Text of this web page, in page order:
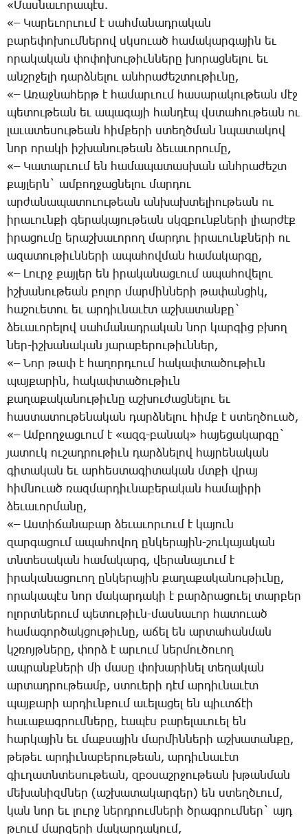
«­Մաս­նա­ւո­րա­պէս.
«– ­Կա­րե­ւոր­ւում է սահ­մա­նադ­րա­կան
բա­րե­փո­խում­նե­րով սկսո­ւած հա­մա­կար­գա­յին եւ
ո­րա­կա­կան փո­փո­խու­թիւն­նե­րը խո­րաց­նե­լու եւ
անշր­ջե­լի դարձ­նե­լու անհ­րա­ժեշ­տու­թիւ­նը,
«– Ա­ռաջ­նա­հերթ է հա­մար­ւում հա­սա­րա­կու­թեան մէջ
պե­տու­թեան եւ ա­պա­գա­յի հան­դէպ վստա­հու­թեան ու
լա­ւա­տե­սու­թեան հիմ­քե­րի ստեղծ­ման նպա­տա­կով
նոր ո­րա­կի իշ­խա­նու­թեան ձե­ւա­ւո­րու­մը,
«– ­Կա­տար­ւում են հա­մա­պա­տաս­խան անհ­րա­ժեշտ
քայ­լերն` ամ­բող­ջաց­նե­լու մար­դու
ար­ժա­նա­պա­տո­ւու­թեան ան­խախ­տե­լիու­թեան ու
ի­րա­ւուն­քի գե­րա­կա­յու­թեան սկզբունք­նե­րի լիար­ժէք
ի­րա­ցու­մը ե­րաշ­խա­ւո­րող մար­դու ի­րա­ւունք­նե­րի ու
ա­զա­տու­թիւն­նե­րի ա­պա­հով­ման հա­մա­կար­գը,
«– ­Լուրջ քայ­լեր են ի­րա­կա­նաց­ւում ա­պա­հո­վե­լու
իշ­խա­նու­թեան բո­լոր մար­մին­նե­րի թա­փան­ցիկ,
հա­շո­ւե­տու եւ ար­դիւ­նա­ւէտ աշ­խա­տան­քը`
ձե­ւա­ւո­րե­լով սահ­մա­նադ­րա­կան նոր կար­գից բխող
ներ-իշ­խա­նա­կան յա­րա­բե­րու­թիւն­ներ,
«– ­Նոր թափ է հա­ղորդ­ւում հա­կափ­տա­ծու­թիւն
պայ­քա­րին, հա­կափ­տա­ծու­թիւն
քա­ղա­քա­կա­նու­թիւ­նը աշ­խու­ժաց­նե­լու եւ
հաս­տա­տու­թե­նա­կան դարձ­նե­լու հիմք է ստեղ­ծո­ւած,
«– Ամ­բող­ջաց­ւում է «ազգ-բա­նակ» հա­յե­ցա­կար­գը`
յա­տուկ ու­շադ­րու­թիւն դարձ­նե­լով հայ­րե­նա­կան
գի­տա­կան եւ ար­հես­տա­գի­տա­կան մտքի վրայ
հիմ­նո­ւած ռազ­մար­դիւ­նա­բե­րա­կան հա­մա­լի­րի
ձե­ւա­ւոր­մա­նը,
«– Աս­տի­ճա­նա­բար ձե­ւա­ւոր­ւում է կա­յուն
զար­գա­ցում ա­պա­հո­վող ըն­կե­րա­յին-շու­կա­յա­կան
տնտե­սա­կան հա­մա­կարգ, վե­րա­նայ­ւում է
ի­րա­կա­նա­ցո­ւող ըն­կե­րա­յին քա­ղա­քա­կա­նու­թիւ­նը,
ո­րա­կա­պէս նոր մա­կար­դա­կի է բարձ­րա­ցո­ւել տար­բեր
ո­լորտ­նե­րում պե­տու­թիւն-մաս­նա­ւոր հա­տո­ւած
հա­մա­գոր­ծակ­ցու­թիւ­նը, ա­ճել են ար­տա­հան­ման
կշռոյթ­նե­րը, փորձ է ար­ւում ներ­մու­ծո­ւող
ապ­րանք­նե­րի մի մա­սը փո­խա­րի­նել տե­ղա­կան
ար­տադ­րու­թեամբ, ստո­ւե­րի դէմ ար­դիւ­նա­ւէտ
պայ­քա­րի ար­դիւն­քում ա­ւե­լա­ցել են պիւտ­ճէի
հա­ւա­քագ­րում­նե­րը, էա­պէս բա­րե­լա­ւո­ւել են
հար­կա­յին եւ մաք­սա­յին մար­մին­նե­րի աշ­խա­տան­քը,
թե­թեւ ար­դիւ­նա­բե­րու­թեան, ար­դիւ­նա­ւէտ
գիւ­ղատն­տե­սու­թեան, զբօ­սաշր­ջու­թեան խթան­ման
մե­խա­նիզմ­ներ (աշ­խա­տա­կար­գեր) են ստեղծ­ւում,
կան նոր եւ լուրջ ներդ­րում­նե­րի ծրագ­րում­ներ` այդ
թւում մար­զե­րի մա­կար­դա­կում,